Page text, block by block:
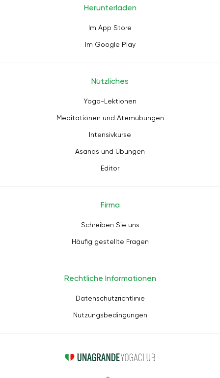
Herunterladen
Im App Store
Im Google Play
Nützliches
Yoga-Lektionen
Meditationen und Atemübungen
Intensivkurse
Asanas und Übungen
Editor
Firma
Schreiben Sie uns
Häufig gestellte Fragen
Rechtliche Informationen
Datenschutzrichtlinie
Nutzungsbedingungen